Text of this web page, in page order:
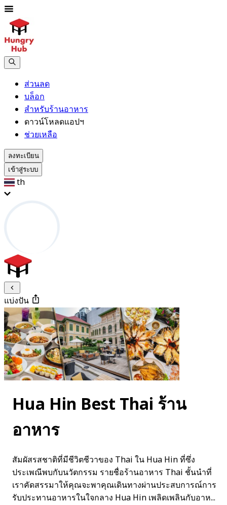
ส่วนลด
บล็อก
สำหรับร้านอาหาร
ดาวน์โหลดแอปฯ
ช่วยเหลือ
ลงทะเบียน
เข้าสู่ระบบ
th
แบ่งปัน
Hua Hin Best Thai ร้าน
อาหาร
สัมผัสรสชาติที่มีชีวิตชีวาของ Thai ใน Hua Hin ที่ซึ่ง
ประเพณีพบกับนวัตกรรม รายชื่อร้านอาหาร Thai ชั้นนำที่
เราคัดสรรมาให้คุณจะพาคุณเดินทางผ่านประสบการณ์การ
รับประทานอาหารในใจกลาง Hua Hin เพลิดเพลินกับอาห...